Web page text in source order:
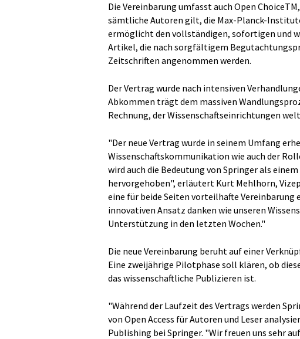
Die Vereinbarung umfasst auch Open
sämtliche Autoren gilt, die Max-Planck-
ermöglicht den vollständigen, sofortigen und
Artikel, die nach sorgfältigem
Zeitschriften angenommen werden.
Der Vertrag wurde nach intensiven
Abkommen trägt dem massiven
Rechnung, der Wissenschaftseinrichtungen
"Der neue Vertrag wurde in seinem Umfang
Wissenschaftskommunikation wie auch der
wird auch die Bedeutung von Springer als
hervorgehoben", erläutert Kurt Mehlhorn,
eine für beide Seiten vorteilhafte
innovativen Ansatz danken wie unseren
Unterstützung in den letzten Wochen."
Die neue Vereinbarung beruht auf einer
Eine zweijährige Pilotphase soll klären, ob
das wissenschaftliche Publizieren ist.
"Während der Laufzeit des Vertrags werden
von Open Access für Autoren und Leser
Publishing bei Springer. "Wir freuen uns sehr